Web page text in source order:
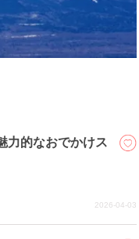
力的なおでかけス
2026-04-03